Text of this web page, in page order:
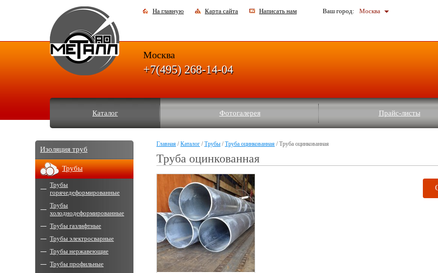
На главную Карта сайта Написать нам Ваш город: Москва
Каталог Фотогалерея Прайс-листы
Москва
+7(495) 268-14-04
Главная /Каталог /Трубы /Труба оцинкованная / Труба оцинкованная
Труба оцинкованная
Изоляция труб
Трубы
Трубы
горячедеформированные
Трубы
холоднодеформированные
Трубы газлифтные
Трубы электросварные
Трубы нержавеющие
Трубы профильные